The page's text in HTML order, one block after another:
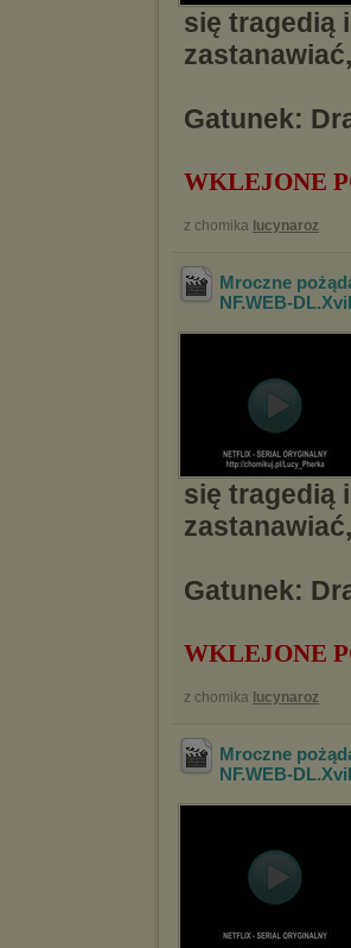
się tragedią
Gatunek:
WKLEJONE
z chomika lucynaroz
Mroczne
NF.WEB-
się tragedią
Gatunek:
WKLEJONE
z chomika lucynaroz
Mroczne
NF.WEB-